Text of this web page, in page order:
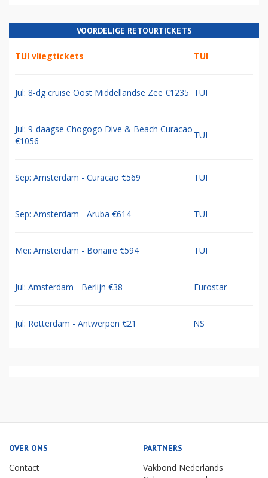
VOORDELIGE RETOURTICKETS
TUI vliegtickets TUI
Jul: 8-dg cruise Oost Middellandse Zee €1235 TUI
Jul: 9-daagse Chogogo Dive & Beach Curacao
€1056
TUI
Sep: Amsterdam - Curacao €569 TUI
Sep: Amsterdam - Aruba €614 TUI
Mei: Amsterdam - Bonaire €594 TUI
Jul: Amsterdam - Berlijn €38 Eurostar
Jul: Rotterdam - Antwerpen €21 NS
OVER ONS
Contact
PARTNERS
Vakbond Nederlands